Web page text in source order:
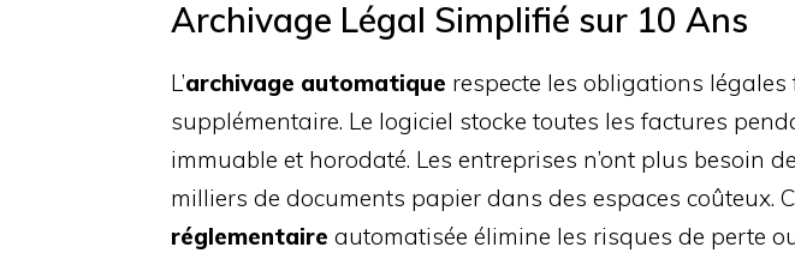
Archivage Légal Simplifié sur 10 Ans
L’archivage automatique respecte les obligations
supplémentaire. Le logiciel stocke toutes les factures
immuable et horodaté. Les entreprises n’ont plus besoin
milliers de documents papier dans des espaces coûteux.
réglementaire automatisée élimine les risques de perte